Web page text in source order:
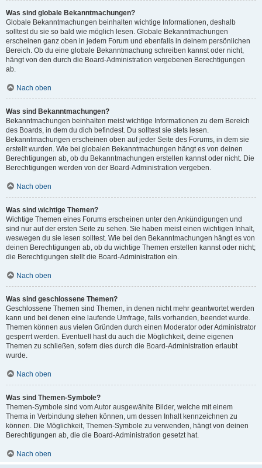
Was sind globale Bekanntmachungen?
Globale Bekanntmachungen beinhalten wichtige Informationen, deshalb
solltest du sie so bald wie möglich lesen. Globale Bekanntmachungen
erscheinen ganz oben in jedem Forum und ebenfalls in deinem persönlichen
Bereich. Ob du eine globale Bekanntmachung schreiben kannst oder nicht,
hängt von den durch die Board-Administration vergebenen Berechtigungen
ab.
Nach oben
Was sind Bekanntmachungen?
Bekanntmachungen beinhalten meist wichtige Informationen zu dem Bereich
des Boards, in dem du dich befindest. Du solltest sie stets lesen.
Bekanntmachungen erscheinen oben auf jeder Seite des Forums, in dem sie
erstellt wurden. Wie bei globalen Bekanntmachungen hängt es von deinen
Berechtigungen ab, ob du Bekanntmachungen erstellen kannst oder nicht. Die
Berechtigungen werden von der Board-Administration vergeben.
Nach oben
Was sind wichtige Themen?
Wichtige Themen eines Forums erscheinen unter den Ankündigungen und
sind nur auf der ersten Seite zu sehen. Sie haben meist einen wichtigen Inhalt,
weswegen du sie lesen solltest. Wie bei den Bekanntmachungen hängt es von
deinen Berechtigungen ab, ob du wichtige Themen erstellen kannst oder nicht;
die Berechtigungen stellt die Board-Administration ein.
Nach oben
Was sind geschlossene Themen?
Geschlossene Themen sind Themen, in denen nicht mehr geantwortet werden
kann und bei denen eine laufende Umfrage, falls vorhanden, beendet wurde.
Themen können aus vielen Gründen durch einen Moderator oder Administrator
gesperrt werden. Eventuell hast du auch die Möglichkeit, deine eigenen
Themen zu schließen, sofern dies durch die Board-Administration erlaubt
wurde.
Nach oben
Was sind Themen-Symbole?
Themen-Symbole sind vom Autor ausgewählte Bilder, welche mit einem
Thema in Verbindung stehen können, um dessen Inhalt kennzeichnen zu
können. Die Möglichkeit, Themen-Symbole zu verwenden, hängt von deinen
Berechtigungen ab, die die Board-Administration gesetzt hat.
Nach oben